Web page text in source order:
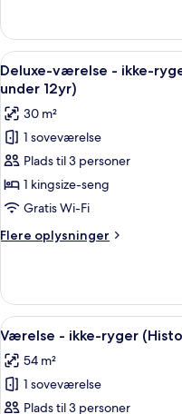
under
12yr)
(King
Bed,
2
Adults
child
under
12yr)
Indlæs
alle
billeder
af
Deluxe-
værelse
-
ikke-
ryger
(King
2
adults
1
child
under
12yr)
6
Deluxe-værelse - ikke-
under 12yr)
30 m²
1 soveværelse
Plads til 3 personer
1 kingsize-seng
Gratis Wi-Fi
Flere oplysninger
Flere
værelse
ikke-
(King
Bed,
Indlæs
alle
billeder
af
Værelse
6
Værelse - ikke-ryger
54 m²
1 soveværelse
Plads til 3 personer